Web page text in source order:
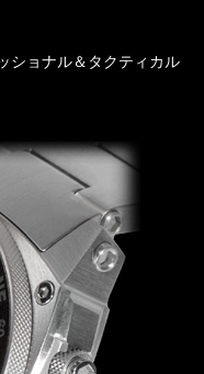
ショナル＆タクティカル